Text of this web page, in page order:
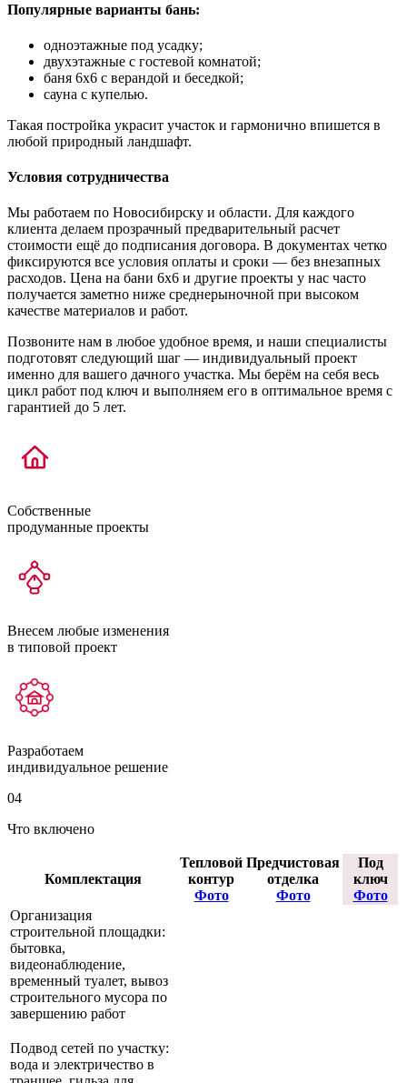
Популярные варианты бань:
одноэтажные под усадку;
двухэтажные с гостевой комнатой;
баня 6х6 с верандой и беседкой;
сауна с купелью.
Такая постройка украсит участок и гармонично впишется в
любой природный ландшафт.
Условия сотрудничества
Мы работаем по Новосибирску и области. Для каждого
клиента делаем прозрачный предварительный расчет
стоимости ещё до подписания договора. В документах четко
фиксируются все условия оплаты и сроки — без внезапных
расходов. Цена на бани 6х6 и другие проекты у нас часто
получается заметно ниже среднерыночной при высоком
качестве материалов и работ.
Позвоните нам в любое удобное время, и наши специалисты
подготовят следующий шаг — индивидуальный проект
именно для вашего дачного участка. Мы берём на себя весь
цикл работ под ключ и выполняем его в оптимальное время с
гарантией до 5 лет.
Собственные
продуманные проекты
Внесем любые изменения
в типовой проект
Разработаем
индивидуальное решение
04
Что включено
Комплектация
Тепловой
контур
Фото
Предчистовая
отделка
Фото
Под
ключ
Фото
Организация
строительной площадки:
бытовка,
видеонаблюдение,
временный туалет, вывоз
строительного мусора по
завершению работ
Подвод сетей по участку:
вода и электричество в